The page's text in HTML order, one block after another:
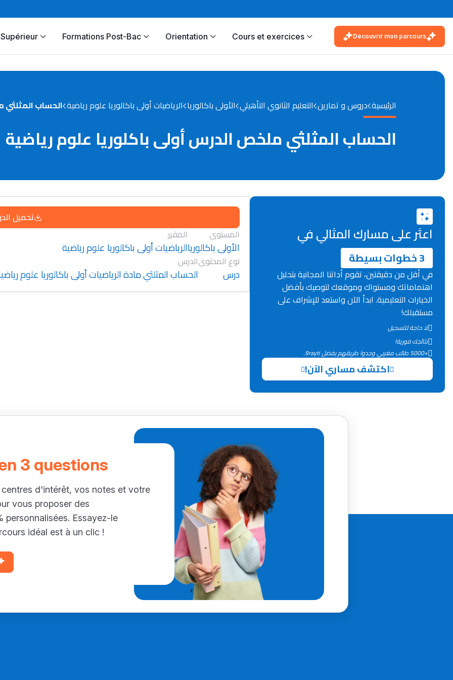
Formations Post-Bac Orientation Cours et exercices Découvrir mon parcours
الرئيسية دروس و تمارين التعليم الثانوي التأهيلي الأولى باكالوريا الرياضيات أولى باكالوريا علوم رياضية الحساب المثلثي
الحساب المثلثي ملخص الدرس أولى باكلوريا علوم رياضية
تحميل
المستوى
الأولى باكالوريا
المقرر
الرياضيات أولى باكالوريا علوم رياضية
نوع المحتوى
درس
الدرس
الحساب المثلثي مادة الرياضيات أولى باكالوريا علوم
اعثر على مسارك المثالي في
3 خطوات بسيطة
في أقل من دقيقتين، تقوم أداتنا المجانية بتحليل
اهتماماتك ومستواك وموقعك لتوصيك بأفضل
الخيارات التعليمية. ابدأ الآن واستعد للإشراف على
مستقبلك!
لا حاجة للتسجيل
نتائجك فورية!
+5000 طالب مغربي وجدوا طريقهم بفضل 9rayti.
اكتشف مساري الآن!
3 questions
d'intérêt, vos notes et votre
vous proposer des
personnalisées. Essayez-le
idéal est à un clic !